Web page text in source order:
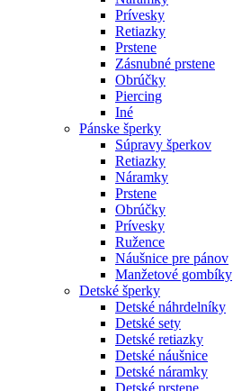
Prívesky
Retiazky
Prstene
Zásnubné prstene
Obrúčky
Piercing
Iné
Pánske šperky
Súpravy šperkov
Retiazky
Náramky
Prstene
Obrúčky
Prívesky
Ružence
Náušnice pre pánov
Manžetové gombíky
Detské šperky
Detské náhrdelníky
Detské sety
Detské retiazky
Detské náušnice
Detské náramky
Detské prstene